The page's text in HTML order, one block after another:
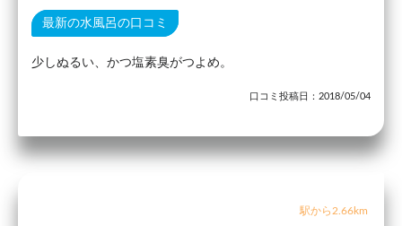
最新の水風呂の口コミ
少しぬるい、かつ塩素臭がつよめ。
口コミ投稿日：2018/05/04
駅から2.66km